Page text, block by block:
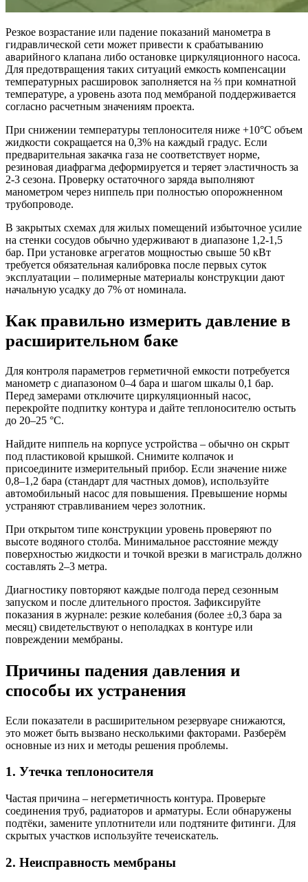
Резкое возрастание или падение показаний манометра в
гидравлической сети может привести к срабатыванию
аварийного клапана либо остановке циркуляционного насоса.
Для предотвращения таких ситуаций емкость компенсации
температурных расшировок заполняется на ⅔ при комнатной
температуре, а уровень азота под мембраной поддерживается
согласно расчетным значениям проекта.
При снижении температуры теплоносителя ниже +10°C объем
жидкости сокращается на 0,3% на каждый градус. Если
предварительная закачка газа не соответствует норме,
резиновая диафрагма деформируется и теряет эластичность за
2-3 сезона. Проверку остаточного заряда выполняют
манометром через ниппель при полностью опорожненном
трубопроводе.
В закрытых схемах для жилых помещений избыточное усилие
на стенки сосудов обычно удерживают в диапазоне 1,2-1,5
бар. При установке агрегатов мощностью свыше 50 кВт
требуется обязательная калибровка после первых суток
эксплуатации – полимерные материалы конструкции дают
начальную усадку до 7% от номинала.
Как правильно измерить давление в
расширительном баке
Для контроля параметров герметичной емкости потребуется
манометр с диапазоном 0–4 бара и шагом шкалы 0,1 бар.
Перед замерами отключите циркуляционный насос,
перекройте подпитку контура и дайте теплоносителю остыть
до 20–25 °C.
Найдите ниппель на корпусе устройства – обычно он скрыт
под пластиковой крышкой. Снимите колпачок и
присоедините измерительный прибор. Если значение ниже
0,8–1,2 бара (стандарт для частных домов), используйте
автомобильный насос для повышения. Превышение нормы
устраняют стравливанием через золотник.
При открытом типе конструкции уровень проверяют по
высоте водяного столба. Минимальное расстояние между
поверхностью жидкости и точкой врезки в магистраль должно
составлять 2–3 метра.
Диагностику повторяют каждые полгода перед сезонным
запуском и после длительного простоя. Зафиксируйте
показания в журнале: резкие колебания (более ±0,3 бара за
месяц) свидетельствуют о неполадках в контуре или
повреждении мембраны.
Причины падения давления и
способы их устранения
Если показатели в расширительном резервуаре снижаются,
это может быть вызвано несколькими факторами. Разберём
основные из них и методы решения проблемы.
1. Утечка теплоносителя
Частая причина – негерметичность контура. Проверьте
соединения труб, радиаторов и арматуры. Если обнаружены
подтёки, замените уплотнители или подтяните фитинги. Для
скрытых участков используйте течеискатель.
2. Неисправность мембраны